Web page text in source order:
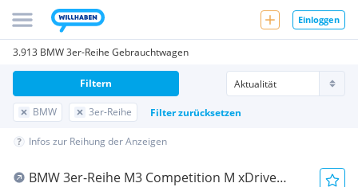
Einloggen
3.913 BMW 3er-Reihe Gebrauchtwagen
BMW 3er-Reihe Filter zurücksetzen
Filtern
Infos zur Reihung der Anzeigen
BMW 3er-Reihe M3 Competition M xDrive